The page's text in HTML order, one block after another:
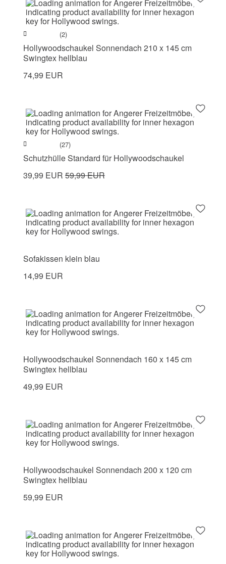
(2)
Hollywoodschaukel Sonnendach 210 x 145 cm
Swingtex hellblau
74,99 EUR
(27)
Schutzhülle Standard für Hollywoodschaukel
39,99 EUR 59,99 EUR
Sofakissen klein blau
14,99 EUR
Hollywoodschaukel Sonnendach 160 x 145 cm
Swingtex hellblau
49,99 EUR
Hollywoodschaukel Sonnendach 200 x 120 cm
Swingtex hellblau
59,99 EUR